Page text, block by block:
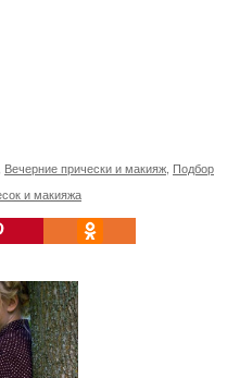
Вечерние прически и макияж Подбор
и макияжа